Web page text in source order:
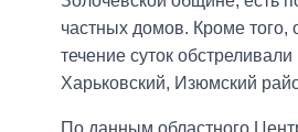
частных домов. Кроме того,
течение суток обстреливали
Харьковский, Изюмский
По данным областного